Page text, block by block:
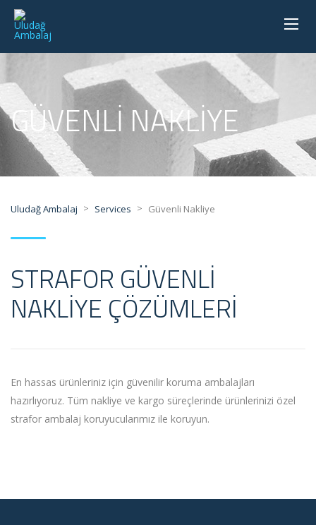
GÜVENLI NAKLIYE
Uludağ Ambalaj > Services > Güvenli Nakliye
STRAFOR GÜVENLİ
NAKLİYE ÇÖZÜMLERİ
En hassas ürünleriniz için güvenilir koruma ambalajları
hazırlıyoruz. Tüm nakliye ve kargo süreçlerinde ürünlerinizi özel
strafor ambalaj koruyucularımız ile koruyun.